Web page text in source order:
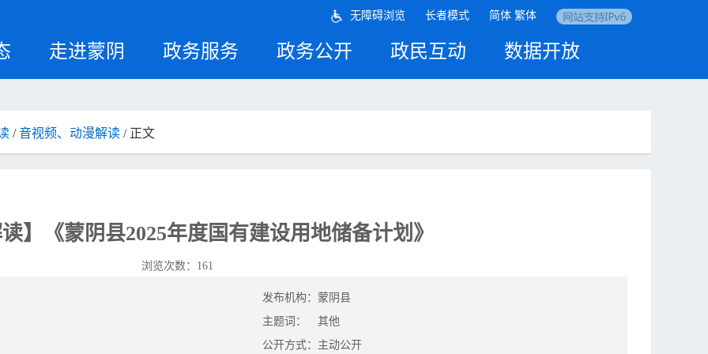
走进蒙阴 政务服务 政务公开 政民互动 数据开放
无障碍浏览 长者模式 简体 繁体
/音视频、动漫解读 / 正文
】《蒙阴县2025年度国有建设用地储备计划》
浏览次数： 161
发布机构： 蒙阴县
主题词：
其他
公开方式： 主动公开